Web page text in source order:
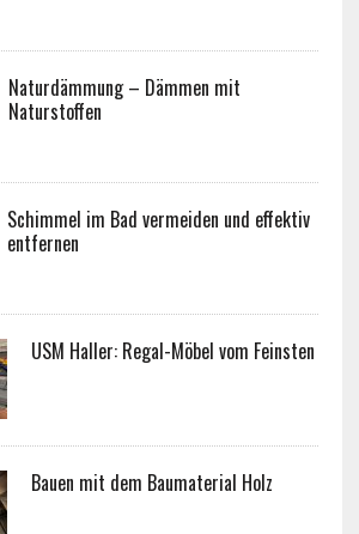
Naturdämmung – Dämmen mit
Naturstoffen
Schimmel im Bad vermeiden und effektiv
entfernen
USM Haller: Regal-Möbel vom Feinsten
Bauen mit dem Baumaterial Holz